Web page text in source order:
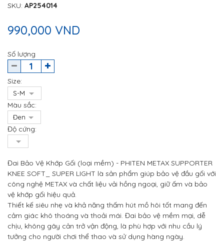
SKU: AP254014
990,000 VND
Số lượng
Size:
Màu sắc:
Độ cứng:
Đai Bảo Vệ Khớp Gối (loại mềm) - PHITEN METAX SUPPORTER
KNEE SOFT_ SUPER LIGHT là sản phẩm giúp bảo vệ đầu gối với
công nghệ METAX và chất liệu vải hồng ngoại, giữ ấm và bảo
vệ khớp gối hiệu quả.
Thiết kế siêu nhẹ và khả năng thấm hút mồ hôi tốt mang đến
cảm giác khô thoáng và thoải mái. Đai bảo vệ mềm mại, dễ
chịu, không gây cản trở vận động, là phù hợp với nhu cầu lý
tưởng cho người chơi thể thao và sử dụng hàng ngày.